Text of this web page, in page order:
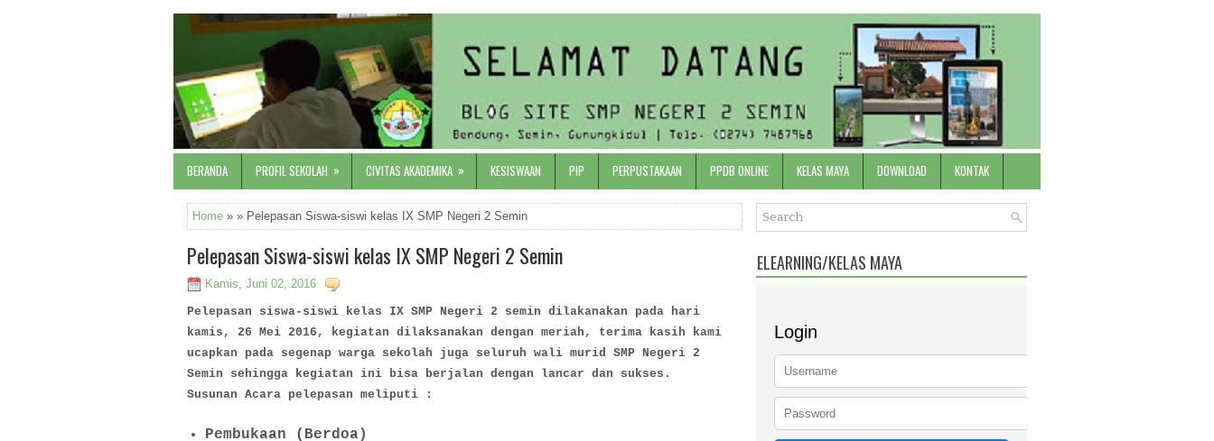
BERANDA PROFIL SEKOLAH » CIVITAS AKADEMIKA » KESISWAAN PIP PERPUSTAKAAN PPDB ONLINE KELAS MAYA DOWNLOAD KONTAK
Home » » Pelepasan Siswa-siswi kelas IX SMP Negeri 2 Semin
Pelepasan Siswa-siswi kelas IX SMP Negeri 2 Semin
Kamis, Juni 02, 2016
Pelepasan siswa-siswi kelas IX SMP Negeri 2 semin dilakanakan pada hari
kamis, 26 Mei 2016, kegiatan dilaksanakan dengan meriah, terima kasih kami
ucapkan pada segenap warga sekolah juga seluruh wali murid SMP Negeri 2
Semin sehingga kegiatan ini bisa berjalan dengan lancar dan sukses.
Susunan Acara pelepasan meliputi :
Pembukaan (Berdoa)
ELEARNING/KELAS MAYA
Login